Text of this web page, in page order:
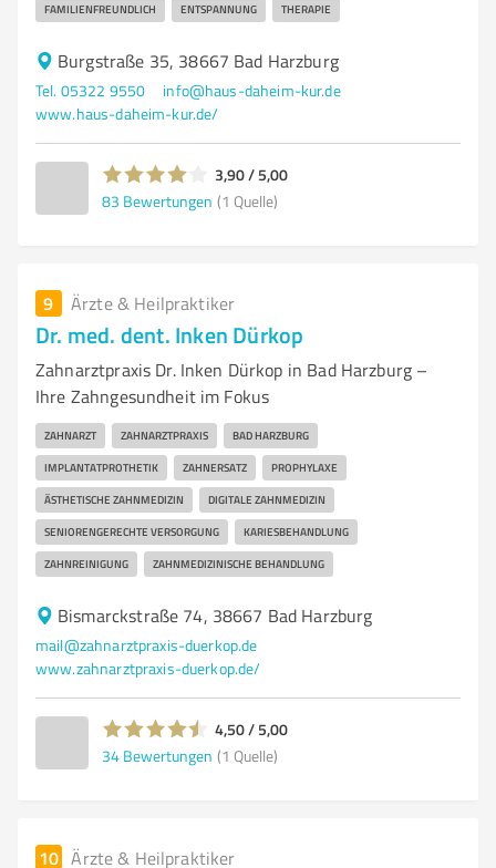
FAMILIENFREUNDLICH ENTSPANNUNG THERAPIE
Burgstraße 35, 38667 Bad Harzburg
Tel. 05322 9550
info@haus-daheim-kur.de
www.haus-daheim-kur.de/
3,90 / 5,00
83 Bewertungen (1 Quelle)
9 Ärzte & Heilpraktiker
Dr. med. dent. Inken Dürkop
Zahnarztpraxis Dr. Inken Dürkop in Bad Harzburg –
Ihre Zahngesundheit im Fokus
ZAHNARZT ZAHNARZTPRAXIS BAD HARZBURG
IMPLANTATPROTHETIK ZAHNERSATZ PROPHYLAXE
ÄSTHETISCHE ZAHNMEDIZIN DIGITALE ZAHNMEDIZIN
SENIORENGERECHTE VERSORGUNG KARIESBEHANDLUNG
ZAHNREINIGUNG ZAHNMEDIZINISCHE BEHANDLUNG
Bismarckstraße 74, 38667 Bad Harzburg
mail@zahnarztpraxis-duerkop.de
www.zahnarztpraxis-duerkop.de/
4,50 / 5,00
34 Bewertungen (1 Quelle)
10 Ärzte & Heilpraktiker